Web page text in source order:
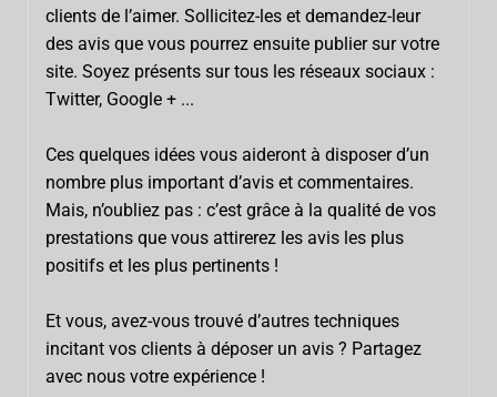
clients de l’aimer. Sollicitez-les et demandez-leur
des avis que vous pourrez ensuite publier sur votre
site. Soyez présents sur tous les réseaux sociaux :
Twitter, Google + ...
Ces quelques idées vous aideront à disposer d’un
nombre plus important d’avis et commentaires.
Mais, n’oubliez pas : c’est grâce à la qualité de vos
prestations que vous attirerez les avis les plus
positifs et les plus pertinents !
Et vous, avez-vous trouvé d’autres techniques
incitant vos clients à déposer un avis ? Partagez
avec nous votre expérience !